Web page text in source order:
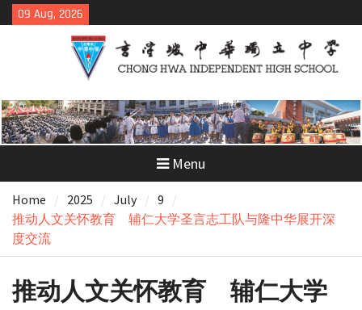
Skip
to
09 Aug, 2026
Menu
Home 2025 July
9
推动人文关怀教育 辅仁大学圣言志工队与隆中华展开深
度交流
推动人文关怀教育 辅仁大学